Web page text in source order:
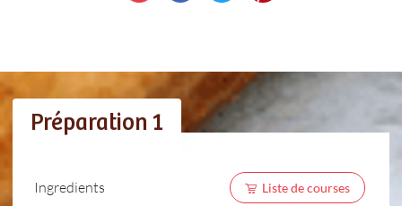
Préparation 1
Ingredients Liste de courses